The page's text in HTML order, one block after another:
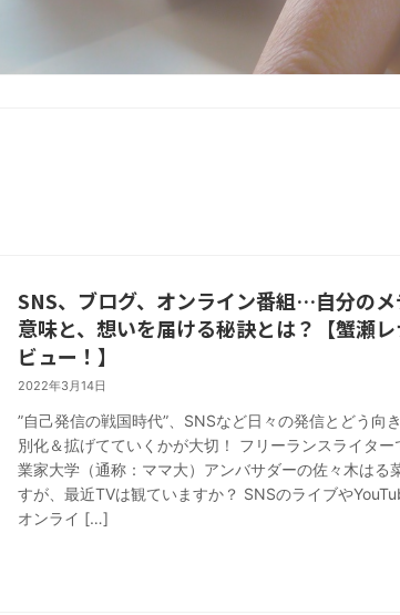
SNS、ブログ、オンライン番組…自分のメ
意味と、想いを届ける秘訣とは？【蟹瀬
ビュー！】
2022年3月14日
”自己発信の戦国時代”、SNSなど日々の発信とどう向
別化＆拡げてていくかが大切！ フリーランスライター
業家大学（通称：ママ大）アンバサダーの佐々木はる
すが、最近TVは観ていますか？ SNSのライブや
オンライ […]